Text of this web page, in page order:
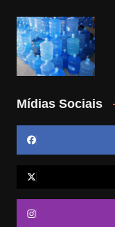
Mídias Sociais